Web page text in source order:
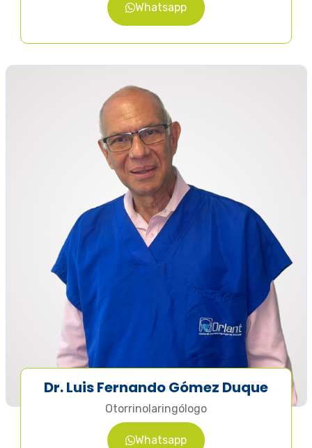
Whatsapp
Dr. Luis Fernando Gómez Duque
Otorrinolaringólogo
Whatsapp